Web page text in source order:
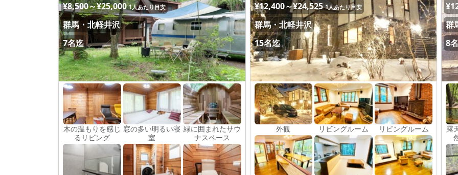
¥8,500～¥25,000 1人あたり目安
群馬・北軽井沢
7名迄
木の温もりを感じ
るリビング
窓の多い明るい寝
室
緑に囲まれたサウ
ナスペース
¥12,400～¥24,525 1人あたり目安
群馬・北軽井沢
15名迄
外観 リビングルーム リビングルーム
群
8
露